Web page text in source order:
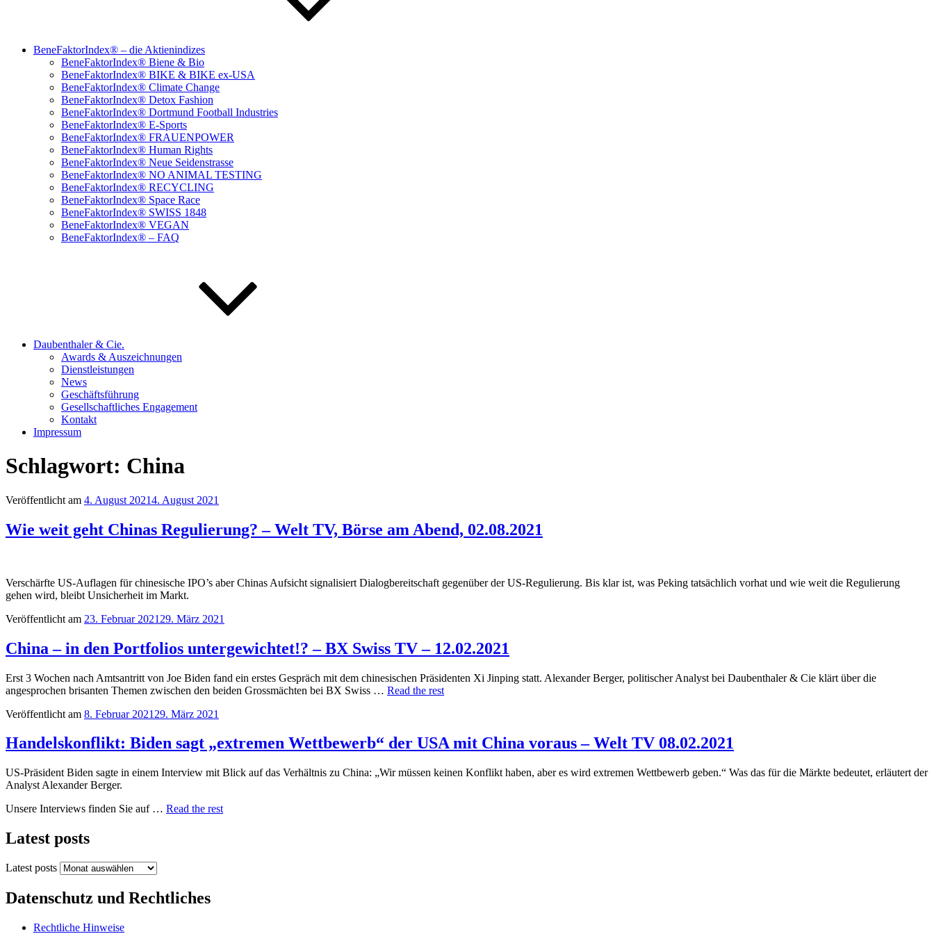
BeneFaktorIndex® – die Aktienindizes
BeneFaktorIndex® Biene & Bio
BeneFaktorIndex® BIKE & BIKE ex-USA
BeneFaktorIndex® Climate Change
BeneFaktorIndex® Detox Fashion
BeneFaktorIndex® Dortmund Football Industries
BeneFaktorIndex® E-Sports
BeneFaktorIndex® FRAUENPOWER
BeneFaktorIndex® Human Rights
BeneFaktorIndex® Neue Seidenstrasse
BeneFaktorIndex® NO ANIMAL TESTING
BeneFaktorIndex® RECYCLING
BeneFaktorIndex® Space Race
BeneFaktorIndex® SWISS 1848
BeneFaktorIndex® VEGAN
BeneFaktorIndex® – FAQ
Daubenthaler & Cie.
Awards & Auszeichnungen
Dienstleistungen
News
Geschäftsführung
Gesellschaftliches Engagement
Kontakt
Impressum
Schlagwort: China
Veröffentlicht am 4. August 20214. August 2021
Wie weit geht Chinas Regulierung? – Welt TV, Börse am Abend, 02.08.2021
Verschärfte US-Auflagen für chinesische IPO’s aber Chinas Aufsicht signalisiert Dialogbereitschaft gegenüber der US-Regulierung. Bis klar ist, was Peking tatsächlich vorhat und wie weit die Regulierung
gehen wird, bleibt Unsicherheit im Markt.
Veröffentlicht am 23. Februar 2021 29. März 2021
China – in den Portfolios untergewichtet!? – BX Swiss TV – 12.02.2021
Erst 3 Wochen nach Amtsantritt von Joe Biden fand ein erstes Gespräch mit dem chinesischen Präsidenten Xi Jinping statt. Alexander Berger, politischer Analyst bei Daubenthaler & Cie klärt über die
angesprochen brisanten Themen zwischen den beiden Grossmächten bei BX Swiss … Read the rest
Veröffentlicht am 8. Februar 2021 29. März 2021
Handelskonflikt: Biden sagt „extremen Wettbewerb“ der USA mit China voraus – Welt TV 08.02.2021
US-Präsident Biden sagte in einem Interview mit Blick auf das Verhältnis zu China: „Wir müssen keinen Konflikt haben, aber es wird extremen Wettbewerb geben.“ Was das für die Märkte bedeutet, erläutert der
Analyst Alexander Berger.
Unsere Interviews finden Sie auf … Read the rest
Latest posts
Latest posts
Datenschutz und Rechtliches
Rechtliche Hinweise